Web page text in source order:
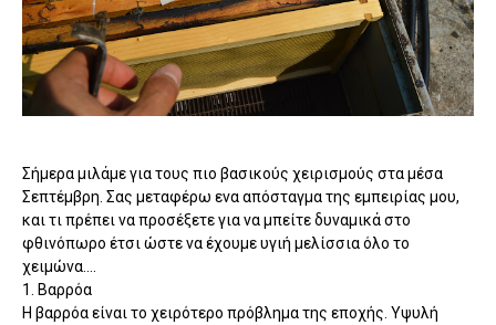
Σήμερα μιλάμε για τους πιο βασικούς χειρισμούς στα μέσα
Σεπτέμβρη. Σας μεταφέρω ενα απόσταγμα της εμπειρίας μου,
και τι πρέπει να προσέξετε για να μπείτε δυναμικά στο
φθινόπωρο έτσι ώστε να έχουμε υγιή μελίσσια όλο το
χειμώνα....
1. Βαρρόα
Η βαρρόα είναι το χειρότερο πρόβλημα της εποχής. Υψυλή